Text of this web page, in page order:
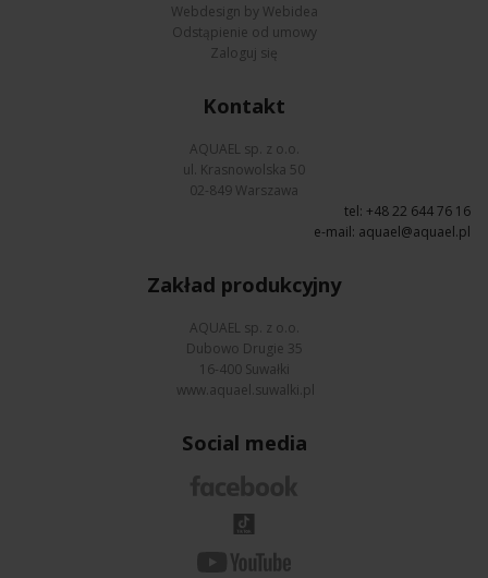
Webdesign by Webidea
Odstąpienie od umowy
Zaloguj się
Kontakt
AQUAEL sp. z o.o.
ul. Krasnowolska 50
02-849 Warszawa
tel: +48 22 644 76 16
e-mail: aquael@aquael.pl
Zakład produkcyjny
AQUAEL sp. z o.o.
Dubowo Drugie 35
16-400 Suwałki
www.aquael.suwalki.pl
Social media